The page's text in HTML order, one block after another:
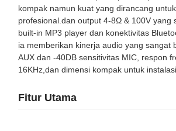
kompak namun kuat yang dirancang
profesional.dan output 4-8Ω & 100V yang
built-in MP3 player dan konektivitas
ia memberikan kinerja audio yang sangat
AUX dan -40DB sensitivitas MIC, respon
16KHz,dan dimensi kompak untuk
Fitur Utama